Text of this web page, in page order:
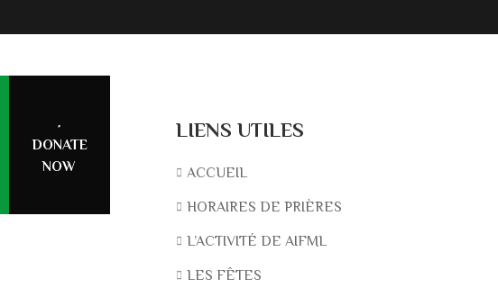
DONATE
NOW
LIENS UTILES
ACCUEIL
HORAIRES DE PRIÈRES
L’ACTIVITÉ DE AIFML
LES FÊTES